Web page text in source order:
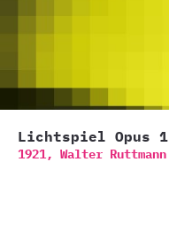
Lichtspiel Opus 1
1921, Walter Ruttmann